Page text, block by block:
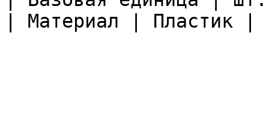
| Материал | Пластик |